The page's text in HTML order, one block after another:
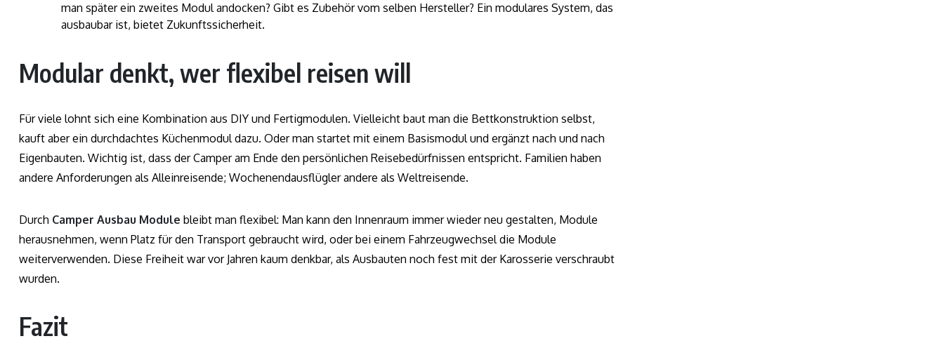
man später ein zweites Modul andocken? Gibt es Zubehör vom selben Hersteller? Ein modulares System, das
ausbaubar ist, bietet Zukunftssicherheit.
Modular denkt, wer flexibel reisen will
Für viele lohnt sich eine Kombination aus DIY und Fertigmodulen. Vielleicht baut man die Bettkonstruktion selbst,
kauft aber ein durchdachtes Küchenmodul dazu. Oder man startet mit einem Basismodul und ergänzt nach und nach
Eigenbauten. Wichtig ist, dass der Camper am Ende den persönlichen Reisebedürfnissen entspricht. Familien haben
andere Anforderungen als Alleinreisende; Wochenendausflügler andere als Weltreisende.
Durch Camper Ausbau Module bleibt man flexibel: Man kann den Innenraum immer wieder neu gestalten, Module
herausnehmen, wenn Platz für den Transport gebraucht wird, oder bei einem Fahrzeugwechsel die Module
weiterverwenden. Diese Freiheit war vor Jahren kaum denkbar, als Ausbauten noch fest mit der Karosserie verschraubt
wurden.
Fazit